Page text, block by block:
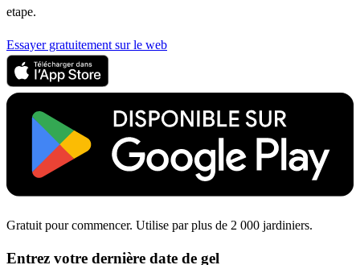
etape.
Essayer gratuitement sur le web
Gratuit pour commencer. Utilise par plus de 2 000 jardiniers.
Entrez votre dernière date de gel